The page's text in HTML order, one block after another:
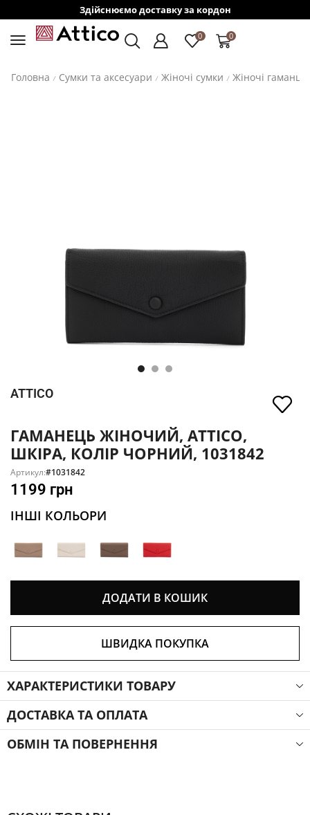
Здійснюємо доставку за кордон
0 0
Головна / Сумки та аксесуари / Жіночі сумки / Жіночі гаманці
ATTICO
ГАМАНЕЦЬ ЖІНОЧИЙ, ATTICO,
ШКІРА, КОЛІР ЧОРНИЙ, 1031842
Артикул:#1031842
1199 грн
ІНШІ КОЛЬОРИ
ДОДАТИ В КОШИК
ШВИДКА ПОКУПКА
ХАРАКТЕРИСТИКИ ТОВАРУ
ДОСТАВКА ТА ОПЛАТА
ОБМІН ТА ПОВЕРНЕННЯ